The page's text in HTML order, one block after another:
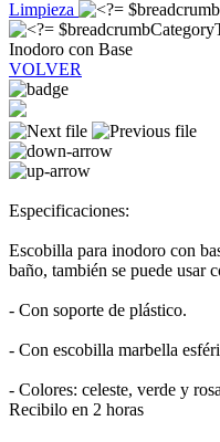
Limpieza
Inodoro con Base
VOLVER
Especificaciones:
Escobilla para inodoro con
baño, también se puede usar
- Con soporte de plástico.
- Con escobilla marbella
- Colores: celeste, verde y
Recibilo en 2 horas